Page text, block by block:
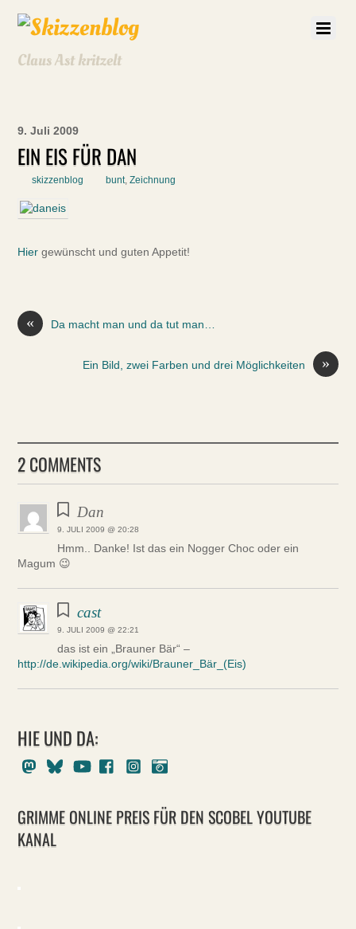
Claus Ast kritzelt
9. Juli 2009
EIN EIS FÜR DAN
skizzenblog bunt,Zeichnung
Hier gewünscht und guten Appetit!
« Da macht man und da tut man…
»
Ein Bild, zwei Farben und drei Möglichkeiten
2 COMMENTS
Dan
9. JULI 2009 @ 20:28
Hmm.. Danke! Ist das ein Nogger Choc oder ein
Magum 😉
cast
9. JULI 2009 @ 22:21
das ist ein „Brauner Bär“ –
http://de.wikipedia.org/wiki/Brauner_Bär_(Eis)
HIE UND DA:
MastodonBlueskyYoutubeFacebookInstagram
GRIMME ONLINE PREIS FÜR DEN SCOBEL YOUTUBE
KANAL